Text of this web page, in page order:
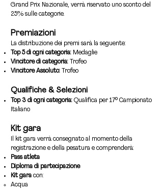
Grand Prix Nazionale, verrà riservato uno sconto del
25% sulle categorie.
Premiazioni
La distribuzione dei premi sarà la seguente:
Top 5 di ogni categoria: Medaglie
Vincitore di categoria: Trofeo
Vincitore Assoluto: Trofeo
Qualifiche & Selezioni
Top 3 di ogni categoria: Qualifica per 17° Campionato
Italiano
Kit gara
Il kit gara verrà consegnato al momento della
registrazione e della pesatura e comprenderà:
Pass atleta
Diploma di partecipazione
Kit gara con:
Acqua